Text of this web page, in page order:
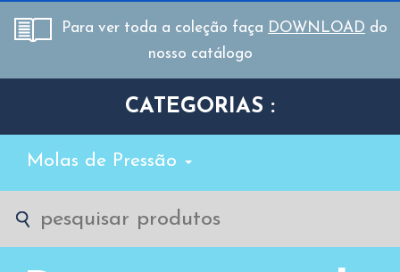
Para ver toda a coleção faça DOWNLOAD do
nosso catálogo
CATEGORIAS :
Molas de Pressão